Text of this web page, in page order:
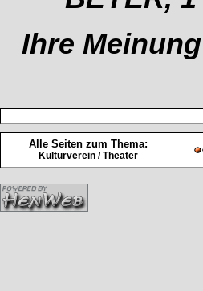
Ihre
Alle Seiten zum Thema:
Kulturverein / Theater